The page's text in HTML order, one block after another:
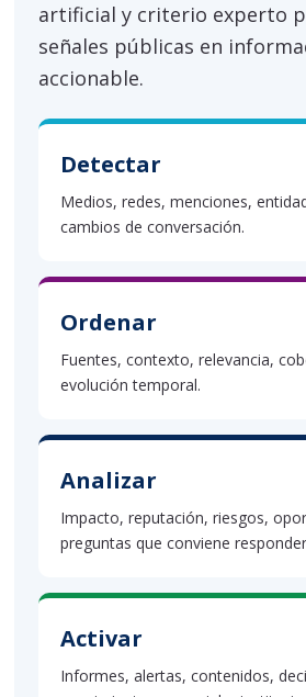
artificial y criterio experto
señales públicas en
accionable.
Detectar
Medios, redes, menciones,
cambios de conversación.
Ordenar
Fuentes, contexto, relevancia,
evolución temporal.
Analizar
Impacto, reputación, riesgos,
preguntas que conviene
Activar
Informes, alertas, contenidos,